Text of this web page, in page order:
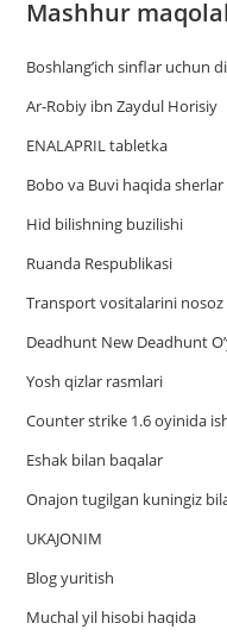
Mashhur
Boshlang’ich sinflar uchun
Ar-Robiy ibn Zaydul Horisiy
ENALAPRIL tabletka
Bobo va Buvi haqida sherlar
Hid bilishning buzilishi
Ruanda Respublikasi
Trаnsport vositаlаrini
Deadhunt New Deadhunt
Yosh qizlar rasmlari
Counter strike 1.6 oyinida
Eshak bilan baqalar
Onajon tugilgan kuningiz
UKAJONIM
Blog yuritish
Muchal yil hisobi haqida